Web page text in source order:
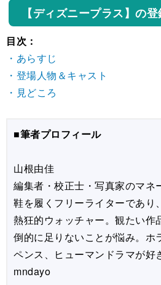
【ディズニープラス】の
目次：
・あらすじ
・登場人物＆キャスト
・見どころ
■筆者プロフィール
山根由佳
編集者・校正士・写真家のマネ
鞋を履くフリーライターであり
熱狂的ウォッチャー。観たい作
倒的に足りないことが悩み。ホ
ペンス、ヒューマンドラマが好
mndayo